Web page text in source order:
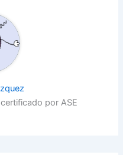
por ASE